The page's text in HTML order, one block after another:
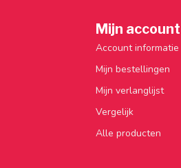
Mijn account
Account informatie
Mijn bestellingen
Mijn verlanglijst
Vergelijk
Alle producten